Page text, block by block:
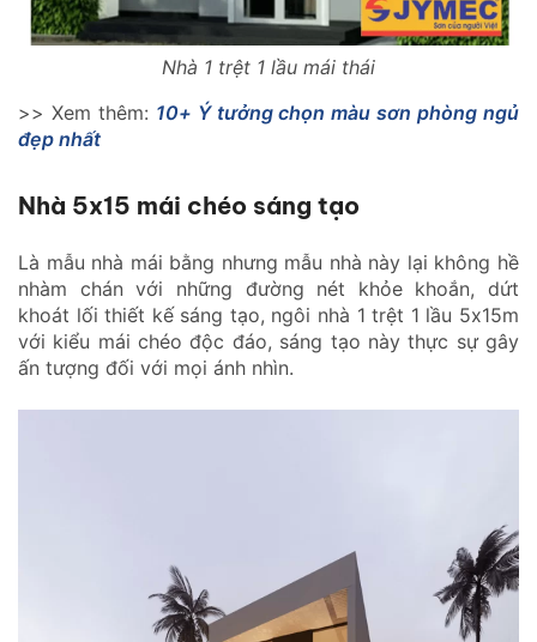
Nhà 1 trệt 1 lầu mái thái
>> Xem thêm: 10+ Ý tưởng chọn màu sơn phòng ngủ
đẹp nhất
Nhà 5x15 mái chéo sáng tạo
Là mẫu nhà mái bằng nhưng mẫu nhà này lại không hề
nhàm chán với những đường nét khỏe khoắn, dứt
khoát lối thiết kế sáng tạo, ngôi nhà 1 trệt 1 lầu 5x15m
với kiểu mái chéo độc đáo, sáng tạo này thực sự gây
ấn tượng đối với mọi ánh nhìn.